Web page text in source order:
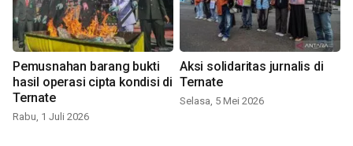
Pemusnahan barang bukti
hasil operasi cipta kondisi di
Ternate
Rabu, 1 Juli 2026
Aksi solidaritas jurnalis di
Ternate
Selasa, 5 Mei 2026